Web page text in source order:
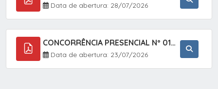
Data de abertura: 28/07/2026
CONCORRÊNCIA PRESENCIAL Nº 018/2026 - PAVIMENTAÇÃO ASFÁLTICA NO BAIRRO VOTUPOCA ? ESTRADA DA RAPOSA, NO MUNICÍPIO DE SETE BARRAS/SP
Data de abertura: 23/07/2026